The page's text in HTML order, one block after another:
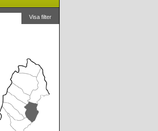
Visa filter